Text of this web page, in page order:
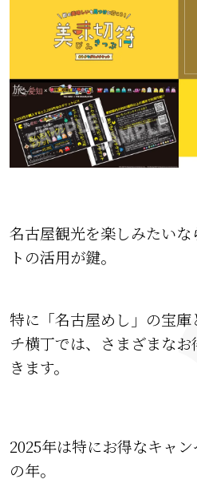
名古屋観光を楽しみたいな
トの活用が鍵。
特に「名古屋めし」の宝
チ横丁では、さまざまな
きます。
2025年は特にお得なキャ
の年。